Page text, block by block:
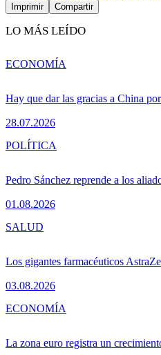
Imprimir Compartir
LO MÁS LEÍDO
Hay que dar las gracias a China
28.07.2026
ECONOMÍA
Pedro Sánchez reprende a los
01.08.2026
POLÍTICA
Los gigantes farmacéuticos
03.08.2026
SALUD
La zona euro registra un
ECONOMÍA